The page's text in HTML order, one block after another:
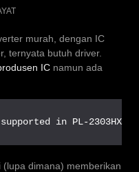
murah, dengan IC
ternyata butuh driver.
IC namun ada
in PL-2303HXA
dimana) memberikan